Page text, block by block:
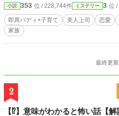
小説 353 位 / 228,744件 ミステリー 3 位 /
即席バディ×子育て 美人上司 恋愛
家族
最終更
2
【⁉】意味がわかると怖い話【解